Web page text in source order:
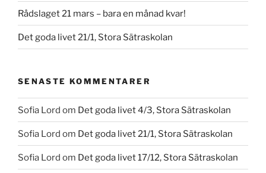
Rådslaget 21 mars – bara en månad kvar!
Det goda livet 21/1, Stora Sätraskolan
SENASTE KOMMENTARER
Sofia Lord om Det goda livet 4/3, Stora Sätraskolan
Sofia Lord om Det goda livet 21/1, Stora Sätraskolan
Sofia Lord om Det goda livet 17/12, Stora Sätraskolan